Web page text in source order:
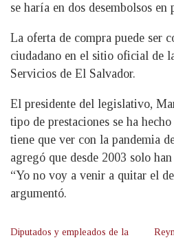
se haría en dos desembolsos en
La oferta de compra puede ser
ciudadano en el sitio oficial de
Servicios de El Salvador.
El presidente del legislativo,
tipo de prestaciones se ha
tiene que ver con la pandemia
agregó que desde 2003 solo
“Yo no voy a venir a quitar el
argumentó.
Diputados y empleados de la